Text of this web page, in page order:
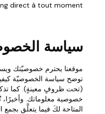
direct à tout moment.
سياسة
موقعنا يحترم خصوصيّتك
توضح سياسة الخصوصيّة
(تحت ظروفٍ معينةٍ). كما
خصوصية معلوماتك. وأخيرًا،
المتاحة لكَ فيما يتعلَّق بجمع